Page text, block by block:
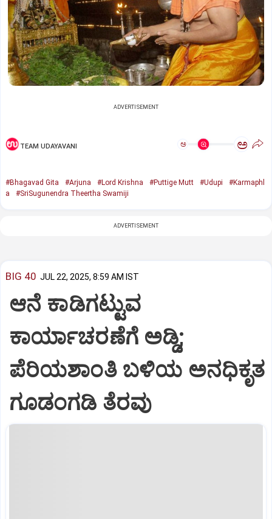
ADVERTISEMENT
TEAM UDAYAVANI ಅ ಅ
#Bhagavad Gita #Arjuna #Lord Krishna #Puttige Mutt #Udupi
#Karmaphl
a
#SriSugunendra Theertha Swamiji
ADVERTISEMENT
BIG 40 JUL 22, 2025, 8:59 AM IST
ಆನೆ ಕಾಡಿಗಟ್ಟುವ
ಕಾರ್ಯಾಚರಣೆಗೆ ಅಡ್ಡಿ;
ಪೆರಿಯಶಾಂತಿ ಬಳಿಯ ಅನಧಿಕೃತ
ಗೂಡಂಗಡಿ ತೆರವು